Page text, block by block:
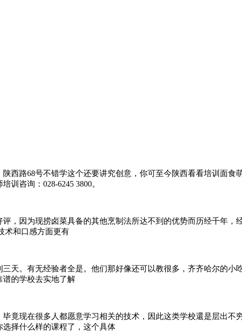
西路68号不错学这个还要讲究创意，你可至今陕西看看培训面食
咨询：028-6245 3800。
，因为现捞卤菜具备的其他烹制法所达不到的优势而历经千年
术和口感方面更有
天。有无经验者全是。他们那好像还可以教很多，齐齐哈尔的
谱的学校去实地了解
竟现在很多人都愿意学习相关的技术，因此这类学校還是层出
择什么样的课程了，这个具体